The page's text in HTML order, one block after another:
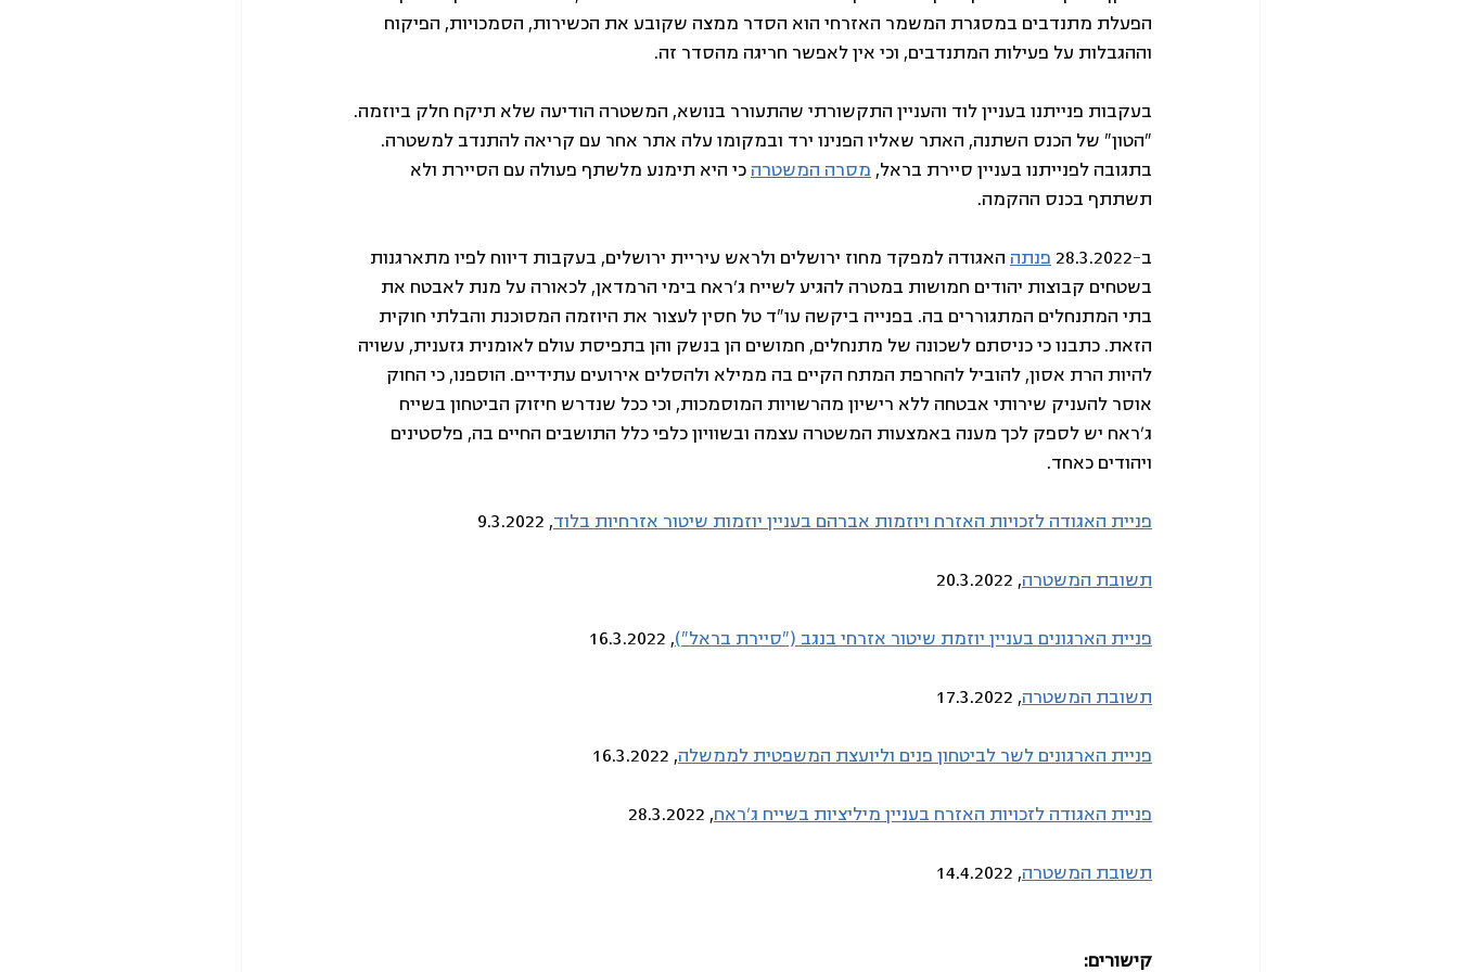
הפעלת מתנדבים במסגרת המשמר האזרחי הוא הסדר ממצה שקובע את הכשירות, הסמכויות, הפיקוח
וההגבלות על פעילות המתנדבים, וכי אין לאפשר חריגה מהסדר זה.
בעקבות פנייתנו בעניין לוד והעניין התקשורתי שהתעורר בנושא, המשטרה הודיעה שלא תיקח חלק ביוזמה.
"הטון" של הכנס השתנה, האתר שאליו הפנינו ירד ובמקומו עלה אתר אחר עם קריאה להתנדב למשטרה.
בתגובה לפנייתנו בעניין סיירת בראל, מסרה המשטרה כי היא תימנע מלשתף פעולה עם הסיירת ולא
תשתתף בכנס ההקמה.
ב-28.3.2022 פנתה האגודה למפקד מחוז ירושלים ולראש עיריית ירושלים, בעקבות דיווח לפיו מתארגנות
בשטחים קבוצות יהודים חמושות במטרה להגיע לשייח ג'ראח בימי הרמדאן, לכאורה על מנת לאבטח את
בתי המתנחלים המתגוררים בה. בפנייה ביקשה עו"ד טל חסין לעצור את היוזמה המסוכנת והבלתי חוקית
הזאת. כתבנו כי כניסתם לשכונה של מתנחלים, חמושים הן בנשק והן בתפיסת עולם לאומנית גזענית, עשויה
להיות הרת אסון, להוביל להחרפת המתח הקיים בה ממילא ולהסלים אירועים עתידיים. הוספנו, כי החוק
אוסר להעניק שירותי אבטחה ללא רישיון מהרשויות המוסמכות, וכי ככל שנדרש חיזוק הביטחון בשייח
ג'ראח יש לספק לכך מענה באמצעות המשטרה עצמה ובשוויון כלפי כלל התושבים החיים בה, פלסטינים
ויהודים כאחד.
פניית האגודה לזכויות האזרח ויוזמות אברהם בעניין יוזמות שיטור אזרחיות בלוד, 9.3.2022
תשובת המשטרה, 20.3.2022
פניית הארגונים בעניין יוזמת שיטור אזרחי בנגב ("סיירת בראל"), 16.3.2022
תשובת המשטרה, 17.3.2022
פניית הארגונים לשר לביטחון פנים וליועצת המשפטית לממשלה, 16.3.2022
פניית האגודה לזכויות האזרח בעניין מיליציות בשייח ג'ראח, 28.3.2022
תשובת המשטרה, 14.4.2022
קישורים: